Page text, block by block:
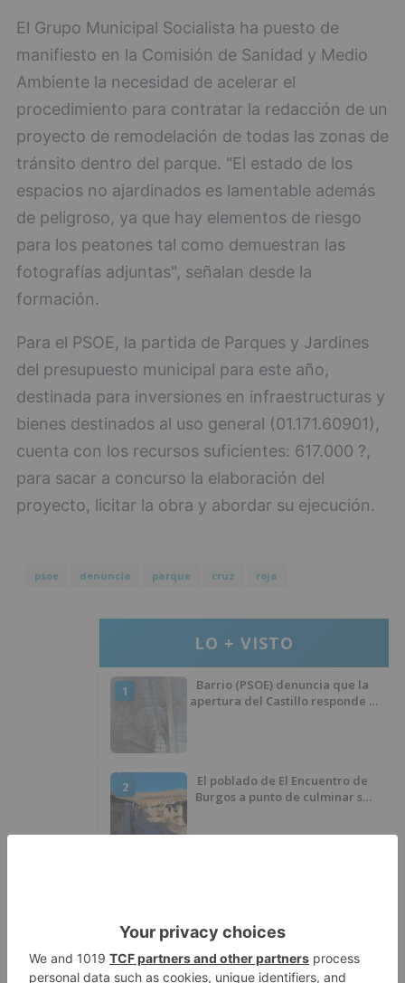
El Grupo Municipal Socialista ha puesto de
manifiesto en la Comisión de Sanidad y Medio
Ambiente la necesidad de acelerar el
procedimiento para contratar la redacción de un
proyecto de remodelación de todas las zonas de
tránsito dentro del parque. "El estado de los
espacios no ajardinados es lamentable además
de peligroso, ya que hay elementos de riesgo
para los peatones tal como demuestran las
fotografías adjuntas", señalan desde la
formación.
Para el PSOE, la partida de Parques y Jardines
del presupuesto municipal para este año,
destinada para inversiones en infraestructuras y
bienes destinados al uso general (01.171.60901),
cuenta con los recursos suficientes: 617.000 ?,
para sacar a concurso la elaboración del
proyecto, licitar la obra y abordar su ejecución.
psoe denuncia parque cruz roja
LO + VISTO
1
Barrio (PSOE) denuncia que la
apertura del Castillo responde a
2
El poblado de El Encuentro de
Burgos a punto de culminar su
4
CCOO Burgos tramita más de 200